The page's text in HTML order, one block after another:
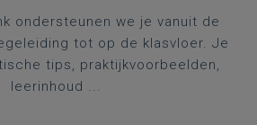
ondersteunen we je vanuit de
tot op de klasvloer. Je
tips, praktijkvoorbeelden,
leerinhoud ...